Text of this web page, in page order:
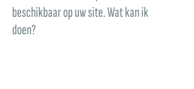
beschikbaar op uw site. Wat kan ik
doen?